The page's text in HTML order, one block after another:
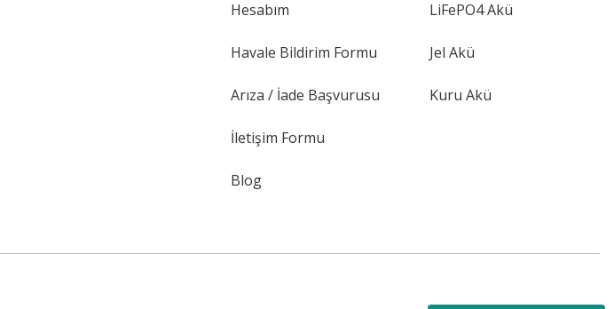
Hesabım
Havale Bildirim Formu
Arıza / İade Başvurusu
İletişim Formu
Blog
LiFePO4 Akü
Jel Akü
Kuru Akü